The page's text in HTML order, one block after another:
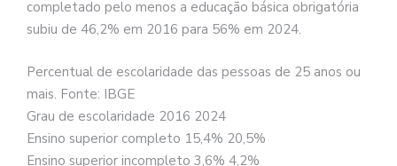
completado pelo menos a educação básica obrigatória
subiu de 46,2% em 2016 para 56% em 2024.
Percentual de escolaridade das pessoas de 25 anos ou
mais. Fonte: IBGE
Grau de escolaridade 2016 2024
Ensino superior completo 15,4% 20,5%
Ensino superior incompleto 3,6% 4,2%